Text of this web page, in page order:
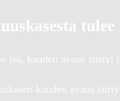
isä, kauden avaus
kauden avaus